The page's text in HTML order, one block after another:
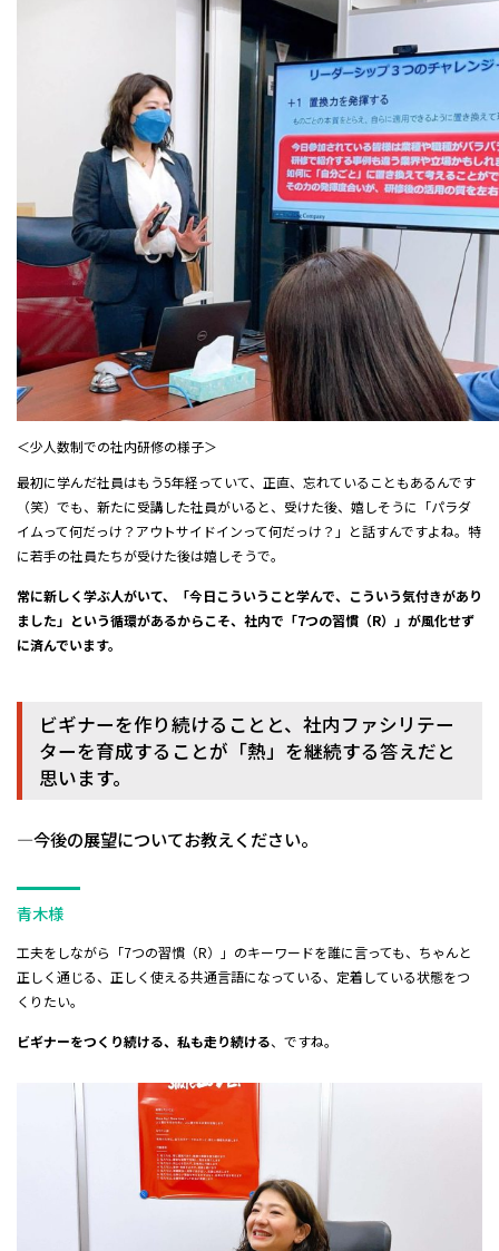
＜少人数制での社内研修の様子＞
最初に学んだ社員はもう5年経っていて、正直、忘れていることもあるんです
（笑）でも、新たに受講した社員がいると、受けた後、嬉しそうに「パラダ
イムって何だっけ？アウトサイドインって何だっけ？」と話すんですよね。特
に若手の社員たちが受けた後は嬉しそうで。
常に新しく学ぶ人がいて、「今日こういうこと学んで、こういう気付きがあり
ました」という循環があるからこそ、社内で「7つの習慣（R）」が風化せず
に済んでいます。
ビギナーを作り続けることと、社内ファシリテー
ターを育成することが「熱」を継続する答えだと
思います。
―今後の展望についてお教えください。
青木様
工夫をしながら「7つの習慣（R）」のキーワードを誰に言っても、ちゃんと
正しく通じる、正しく使える共通言語になっている、定着している状態をつ
くりたい。
ビギナーをつくり続ける、私も走り続ける、ですね。